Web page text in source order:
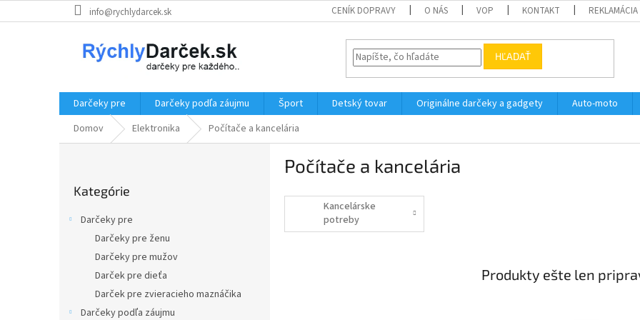
na
info@rychlydarcek.sk CENÍK DOPRAVY O NÁS VOP KONTAKT REKLAMÁCIA
HĽADAŤ
Darčeky pre Darčeky podľa záujmu Šport Detský tovar Originálne darčeky a gadgety Auto-moto
Domov
Elektronika Počítače a kancelária
kategórie
Kategórie
Darčeky pre
Darčeky pre ženu
Darčeky pre mužov
Darček pre dieťa
Darček pre zvieracieho maznáčika
Darčeky podľa záujmu
Počítače a kancelária
Kancelárske
potreby
Produkty ešte len